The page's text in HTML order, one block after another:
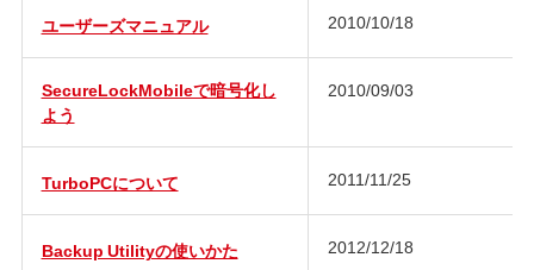
ユーザーズマニュアル 2010/10/18
SecureLockMobileで暗号化し
よう
2010/09/03
TurboPCについて 2011/11/25
Backup Utilityの使いかた 2012/12/18